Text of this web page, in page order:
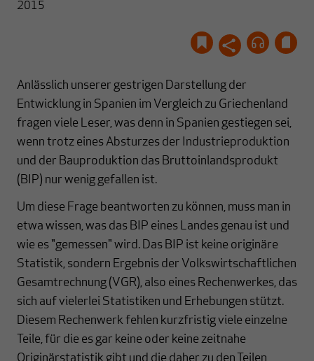
2015
Anlässlich unserer gestrigen Darstellung der
Entwicklung in Spanien im Vergleich zu Griechenland
fragen viele Leser, was denn in Spanien gestiegen sei,
wenn trotz eines Absturzes der Industrieproduktion
und der Bauproduktion das Bruttoinlandsprodukt
(BIP) nur wenig gefallen ist.
Um diese Frage beantworten zu können, muss man in
etwa wissen, was das BIP eines Landes genau ist und
wie es "gemessen" wird. Das BIP ist keine originäre
Statistik, sondern Ergebnis der Volkswirtschaftlichen
Gesamtrechnung (VGR), also eines Rechenwerkes, das
sich auf vielerlei Statistiken und Erhebungen stützt.
Diesem Rechenwerk fehlen kurzfristig viele einzelne
Teile, für die es gar keine oder keine zeitnahe